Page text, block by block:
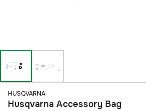
HUSQVARNA
Husqvarna Accessory Bag